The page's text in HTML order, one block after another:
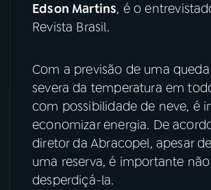
YouTube Facebook
Instagram X
TikTok
Edson Martins, é o
Revista Brasil.
Com a previsão de uma
severa da temperatura em
com possibilidade de neve, é
economizar energia. De
diretor da Abracopel, apesar
uma reserva, é importante não
desperdiçá-la.